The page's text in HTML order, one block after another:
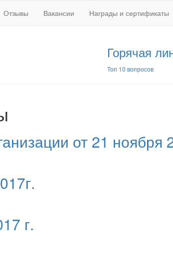
Отзывы Вакансии Награды и сертификаты
Горячая
Топ 10 вопросов
от 21 ноября
г.